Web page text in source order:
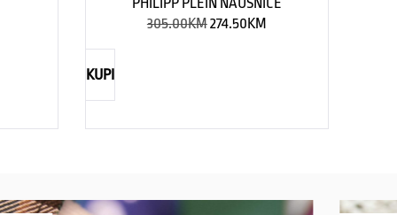
305.00KM274.50 KM
KUPI